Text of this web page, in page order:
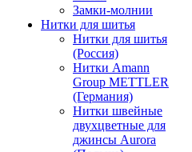
Замки-молнии
Нитки для шитья
Нитки для шитья
(Россия)
Нитки Amann
Group METTLER
(Германия)
Нитки швейные
двухцветные для
джинсы Aurora